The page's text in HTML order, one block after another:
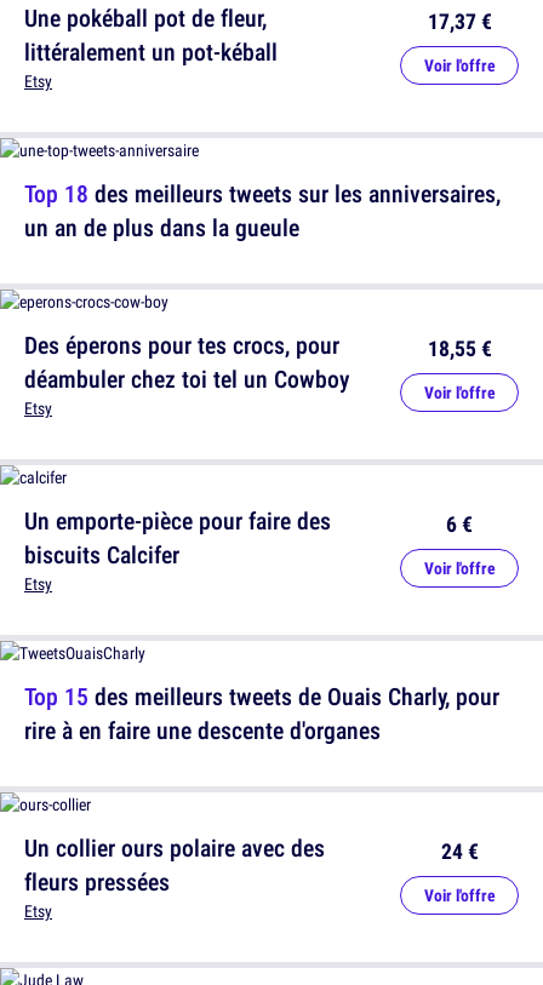
Top 18 des meilleurs tweets sur les anniversaires,
un an de plus dans la gueule
Un emporte-pièce pour faire des
biscuits Calcifer
Etsy
6 €
Voir l'offre
Un collier ours polaire avec des
fleurs pressées
Etsy
24 €
Voir l'offre
Une pokéball pot de fleur,
littéralement un pot-kéball
Etsy
17,37 €
Voir l'offre
Des éperons pour tes crocs, pour
déambuler chez toi tel un Cowboy
Etsy
18,55 €
Voir l'offre
Top 15 des meilleurs tweets de Ouais Charly, pour
rire à en faire une descente d'organes